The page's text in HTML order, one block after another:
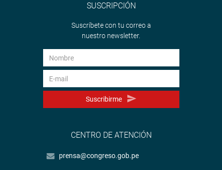
SUSCRIPCIÓN
Suscríbete con tu correo a
nuestro newsletter.
Suscribirme
CENTRO DE ATENCIÓN
prensa@congreso.gob.pe